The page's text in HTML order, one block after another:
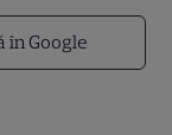
în Google